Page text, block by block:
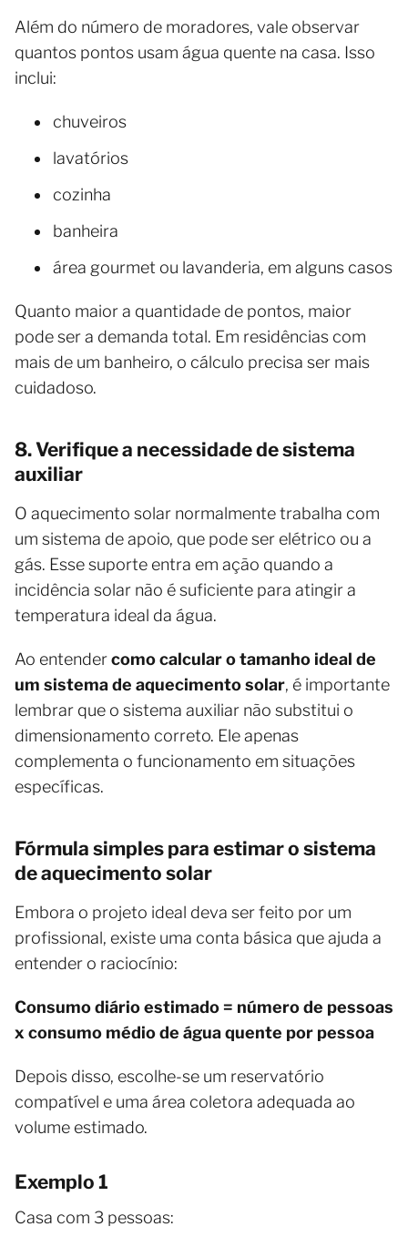
Além do número de moradores, vale observar
quantos pontos usam água quente na casa. Isso
inclui:
chuveiros
lavatórios
cozinha
banheira
área gourmet ou lavanderia, em alguns casos
Quanto maior a quantidade de pontos, maior
pode ser a demanda total. Em residências com
mais de um banheiro, o cálculo precisa ser mais
cuidadoso.
8. Verifique a necessidade de sistema
auxiliar
O aquecimento solar normalmente trabalha com
um sistema de apoio, que pode ser elétrico ou a
gás. Esse suporte entra em ação quando a
incidência solar não é suficiente para atingir a
temperatura ideal da água.
Ao entendercomo calcular o tamanho ideal de
um sistema de aquecimento solar, é importante
lembrar que o sistema auxiliar não substitui o
dimensionamento correto. Ele apenas
complementa o funcionamento em situações
específicas.
Fórmula simples para estimar o sistema
de aquecimento solar
Embora o projeto ideal deva ser feito por um
profissional, existe uma conta básica que ajuda a
entender o raciocínio:
Consumo diário estimado = número de pessoas
x consumo médio de água quente por pessoa
Depois disso, escolhe-se um reservatório
compatível e uma área coletora adequada ao
volume estimado.
Exemplo 1
Casa com 3 pessoas: